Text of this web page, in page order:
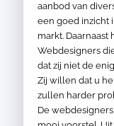
aanbod van
een goed inzicht
markt.
Webdesigners
dat zij niet de
Zij willen dat u
zullen harder
De